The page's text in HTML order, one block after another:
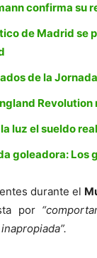
confirma su
de Madrid se
de la
luz el sueldo
goleadora: Los
durante el
por